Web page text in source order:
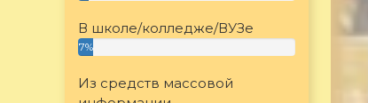
В школе/колледже/ВУЗе
7%
Из средств массовой